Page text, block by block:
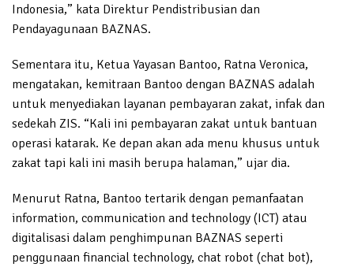
Indonesia,” kata Direktur Pendistribusian dan
Pendayagunaan BAZNAS.
Sementara itu, Ketua Yayasan Bantoo, Ratna Veronica,
mengatakan, kemitraan Bantoo dengan BAZNAS adalah
untuk menyediakan layanan pembayaran zakat, infak dan
sedekah ZIS. “Kali ini pembayaran zakat untuk bantuan
operasi katarak. Ke depan akan ada menu khusus untuk
zakat tapi kali ini masih berupa halaman,” ujar dia.
Menurut Ratna, Bantoo tertarik dengan pemanfaatan
information, communication and technology (ICT) atau
digitalisasi dalam penghimpunan BAZNAS seperti
penggunaan financial technology, chat robot (chat bot),